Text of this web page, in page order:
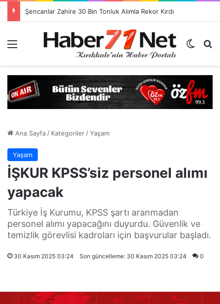
Dış
Ana Sayfa/ Kategoriler/Yaşam
Yaşam
İŞKUR KPSS’siz personel alımı
yapacak
Türkiye İş Kurumu, KPSS şartı aranmadan
personel alımı yapacağını duyurdu. Güvenlik ve
temizlik görevlisi kadroları için başvurular başladı.
30 Kasım 2025 03:24 Son güncelleme: 30 Kasım 2025 03:24 0